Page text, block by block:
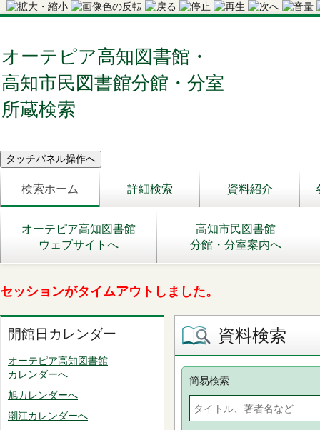
オーテピア高知図書館・
高知市民図書館分館・分室
所蔵検索
検索ホーム 詳細検索 資料紹介
オーテピア高知図書館
ウェブサイトへ
高知市民図書館
分館・分室案内へ
セッションがタイムアウトしました。
開館日カレンダー
オーテピア高知図書館
カレンダーへ
旭カレンダーへ
潮江カレンダーへ
資料検索
簡易検索